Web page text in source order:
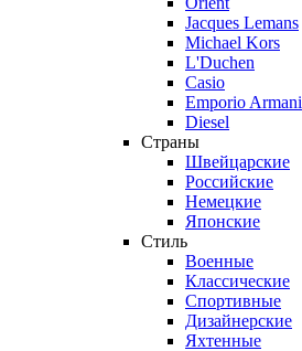
Jacques Lemans
Michael Kors
L'Duchen
Casio
Emporio Armani
Diesel
Страны
Швейцарские
Российские
Немецкие
Японские
Стиль
Военные
Классические
Спортивные
Дизайнерские
Яхтенные